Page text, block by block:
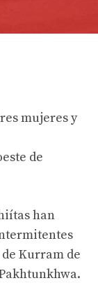
mujeres y
de
han
Kurram de